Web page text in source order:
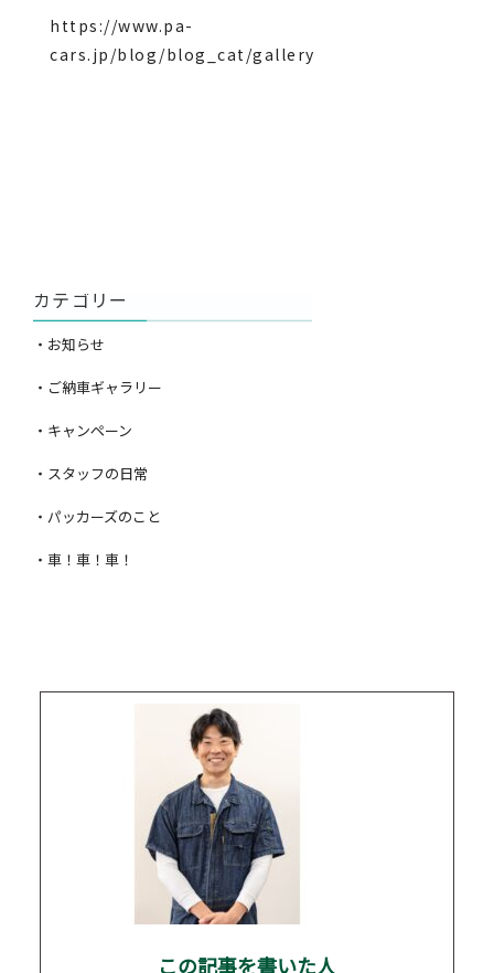
https://www.pa-
cars.jp/blog/blog_cat/gallery
カテゴリー
・お知らせ
・ご納車ギャラリー
・キャンペーン
・スタッフの日常
・パッカーズのこと
・車！車！車！
この記事を書いた人